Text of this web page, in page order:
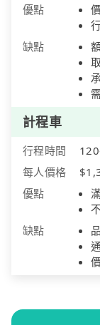
優點
缺點
計程車
行程時間
每人價格
優點
缺點